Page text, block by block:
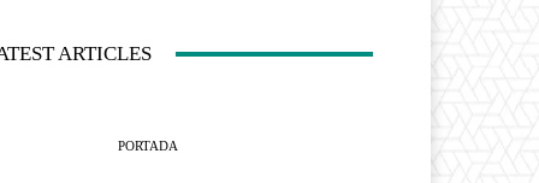
ARTICLES
PORTADA